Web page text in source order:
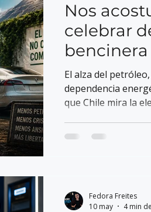
Nos
celebrar
bencinera
El alza del
dependencia
que Chile mira la
forma de escapar
Fedora Freites
10 may
4 min